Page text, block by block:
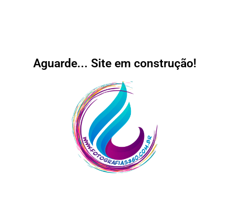
Aguarde... Site em construção!